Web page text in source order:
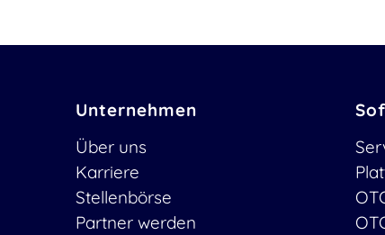
Unternehmen
Über uns
Karriere
Stellenbörse
Partner werden